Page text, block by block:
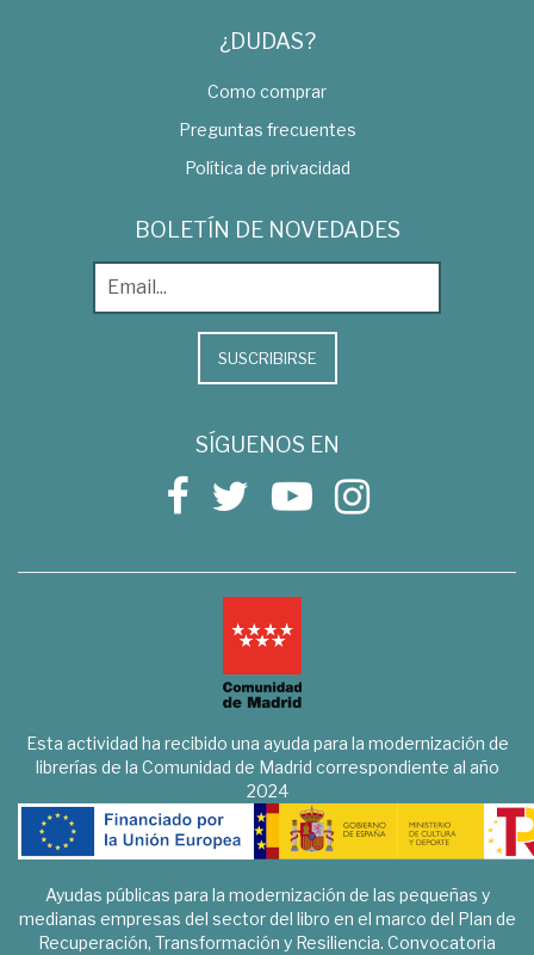
¿DUDAS?
Como comprar
Preguntas frecuentes
Política de privacidad
BOLETÍN DE NOVEDADES
SUSCRIBIRSE
SÍGUENOS EN
Esta actividad ha recibido una ayuda para la modernización de
librerías de la Comunidad de Madrid correspondiente al año
2024
Ayudas públicas para la modernización de las pequeñas y
medianas empresas del sector del libro en el marco del Plan de
Recuperación, Transformación y Resiliencia. Convocatoria